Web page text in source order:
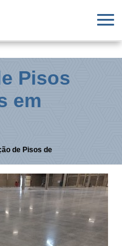
Pisos
em
de Pisos de